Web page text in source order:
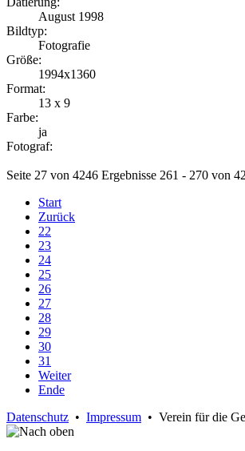
August 1998
Bildtyp:
Fotografie
Größe:
1994x1360
Format:
13 x 9
Farbe:
ja
Fotograf:
Seite 27 von 4246 Ergebnisse 261 - 270 von
Start
Zurück
22
23
24
25
26
27
28
29
30
31
Weiter
Ende
Datenschutz • Impressum • Verein für die